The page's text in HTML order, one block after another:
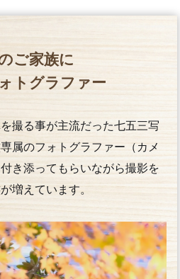
ご家族に
トグラファー
撮る事が主流だった七五三写
属のフォトグラファー（カメ
き添ってもらいながら撮影を
増えています。